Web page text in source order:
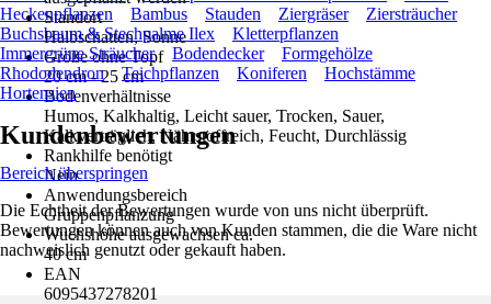
Standort
Halbschatten, Sonne
Größe ohne Topf
20 cm - 25 cm
Bodenverhältnisse
Humos, Kalkhaltig, Leicht sauer, Trocken, Sauer,
Kalkverträglich, Nährstoffreich, Feucht, Durchlässig
Rankhilfe benötigt
Nein
Anwendungsbereich
Gruppenpflanzung
Wuchshöhe ausgewachsen ca.
40 cm
EAN
6095437278201
Heckenpflanzen
Bambus Stauden Ziergräser
Ziersträucher
Buchsbaum & Stechpalme Ilex
Kletterpflanzen
Immergrüne Sträucher
Bodendecker
Formgehölze
Rhododendron
Teichpflanzen Koniferen
Hochstämme
Hortensien
Kundenbewertungen
Bereich überspringen
Die Echtheit der Bewertungen wurde von uns nicht überprüft.
Bewertungen können auch von Kunden stammen, die die Ware nicht
nachweislich genutzt oder gekauft haben.